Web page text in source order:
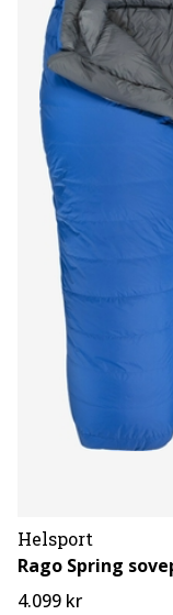
Helsport
4.099 kr